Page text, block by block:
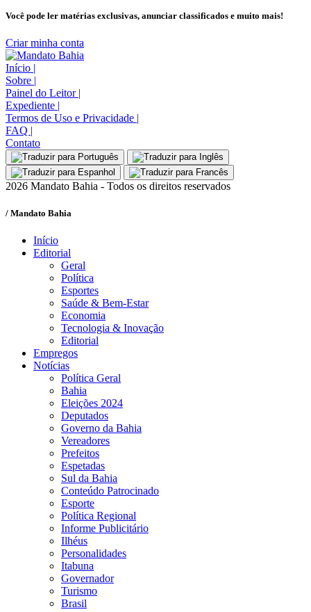
Você pode ler matérias exclusivas, anunciar classificados e muito mais!
Criar minha conta
Início |
Sobre |
Painel do Leitor |
Expediente |
Termos de Uso e Privacidade |
FAQ |
Contato
2026 Mandato Bahia - Todos os direitos reservados
/ Mandato Bahia
Início
Editorial
Geral
Política
Esportes
Saúde & Bem-Estar
Economia
Tecnologia & Inovação
Editorial
Empregos
Notícias
Política Geral
Bahia
Eleições 2024
Deputados
Governo da Bahia
Vereadores
Prefeitos
Espetadas
Sul da Bahia
Conteúdo Patrocinado
Esporte
Política Regional
Informe Publicitário
Ilhéus
Personalidades
Itabuna
Governador
Turismo
Brasil